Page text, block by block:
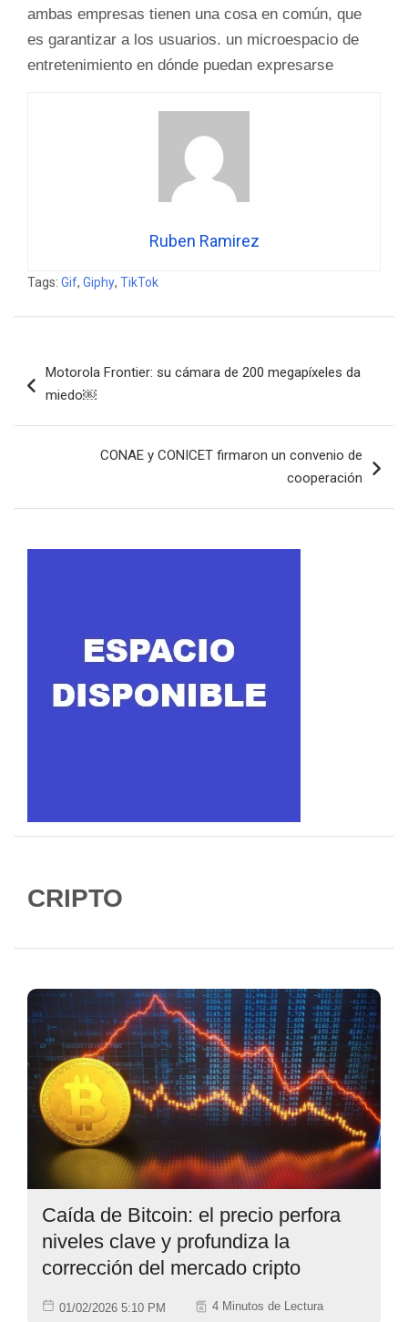
ambas empresas tienen una cosa en común, que
es garantizar a los usuarios. un microespacio de
entretenimiento en dónde puedan expresarse
Ruben Ramirez
Tags: Gif, Giphy, TikTok
de
Motorola Frontier: su cámara de 200 megapíxeles da
miedo￼
CONAE y CONICET firmaron un convenio de
cooperación
CRIPTO
Caída de Bitcoin: el precio perfora
niveles clave y profundiza la
corrección del mercado cripto
01/02/2026 5:10 PM 4 Minutos de Lectura